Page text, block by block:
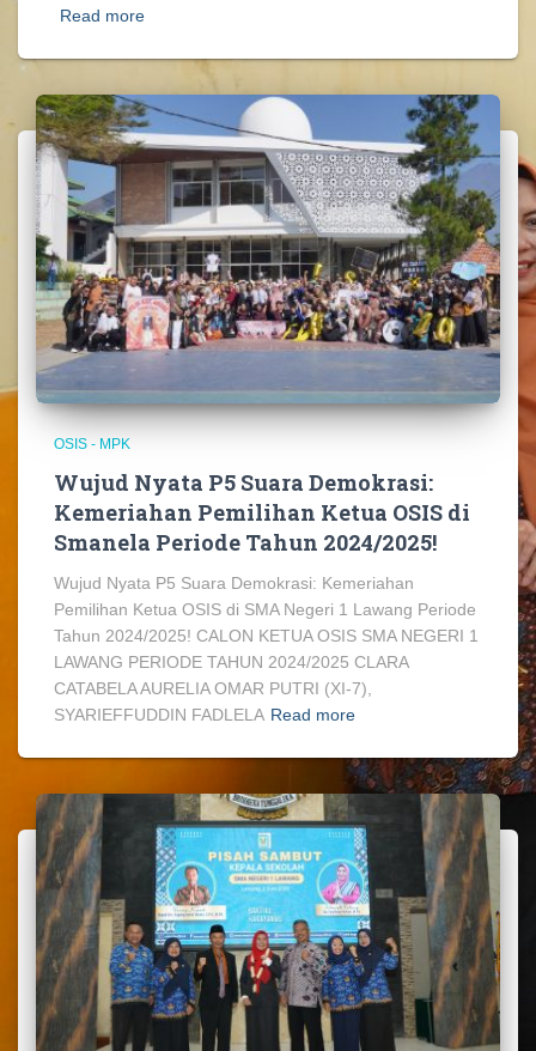
Read more
OSIS - MPK
Wujud Nyata P5 Suara Demokrasi:
Kemeriahan Pemilihan Ketua OSIS di
Smanela Periode Tahun 2024/2025!
Wujud Nyata P5 Suara Demokrasi: Kemeriahan
Pemilihan Ketua OSIS di SMA Negeri 1 Lawang Periode
Tahun 2024/2025! CALON KETUA OSIS SMA NEGERI 1
LAWANG PERIODE TAHUN 2024/2025 CLARA
CATABELA AURELIA OMAR PUTRI (XI-7),
SYARIEFFUDDIN FADLELA Read more